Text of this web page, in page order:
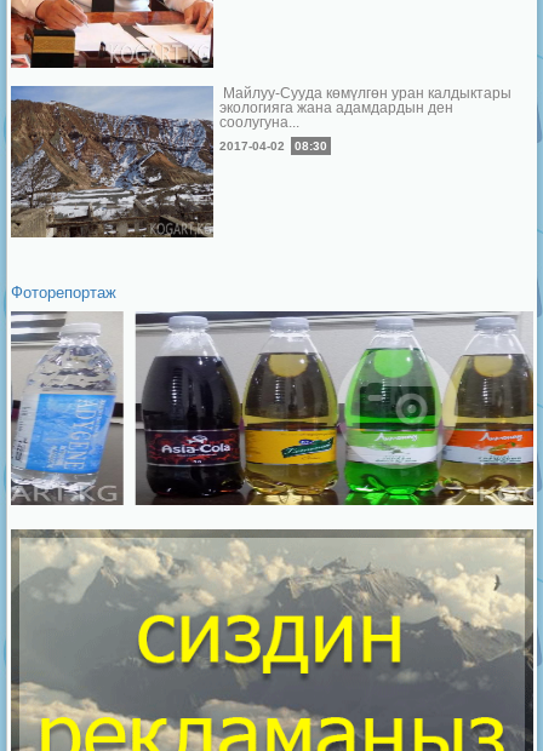
Майлуу-Сууда көмүлгөн уран калдыктары
экологияга жана адамдардын ден
соолугуна...
2017-04-02 08:30
Фоторепортаж